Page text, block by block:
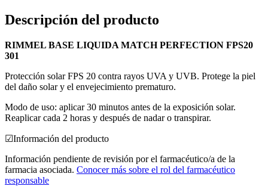
Descripción del producto
RIMMEL BASE LIQUIDA MATCH PERFECTION FPS20
301
Protección solar FPS 20 contra rayos UVA y UVB. Protege la piel
del daño solar y el envejecimiento prematuro.
Modo de uso: aplicar 30 minutos antes de la exposición solar.
Reaplicar cada 2 horas y después de nadar o transpirar.
☑Información del producto
Información pendiente de revisión por el farmacéutico/a de la
farmacia asociada. Conocer más sobre el rol del farmacéutico
responsable